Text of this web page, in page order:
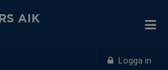
Logga in
AIK